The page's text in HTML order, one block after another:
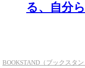
る、自分
BOOKSTAND（ブックスタン